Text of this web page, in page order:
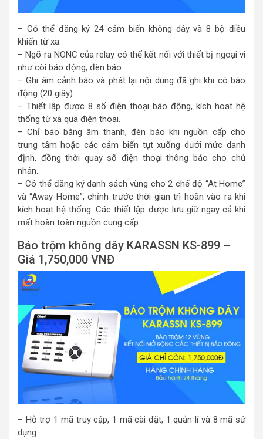
– Có thể đăng ký 24 cảm biến không dây và 8 bộ điều
khiển từ xa.
– Ngõ ra NONC của relay có thể kết nối với thiết bị ngoại vi
như còi báo động, đèn báo…
– Ghi âm cảnh báo và phát lại nội dung đã ghi khi có báo
động (20 giây).
– Thiết lập được 8 số điện thoại báo động, kích hoạt hệ
thống từ xa qua điện thoại.
– Chỉ báo bằng âm thanh, đèn báo khi nguồn cấp cho
trung tâm hoặc các cảm biến tụt xuống dưới mức danh
định, đồng thời quay số điện thoại thông báo cho chủ
nhân.
– Có thể đăng ký danh sách vùng cho 2 chế độ “At Home”
và “Away Home”, chỉnh trước thời gian trì hoãn vào ra khi
kích hoạt hệ thống. Các thiết lập được lưu giữ ngay cả khi
mất hoàn toàn nguồn cung cấp.
Báo trộm không dây KARASSN KS-899 –
Giá 1,750,000 VNĐ
– Hỗ trợ 1 mã truy cập, 1 mã cài đặt, 1 quản lí và 8 mã sử
dụng.